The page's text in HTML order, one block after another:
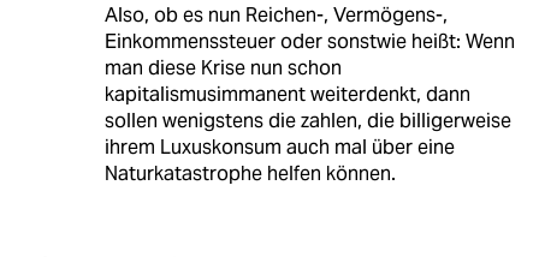
Also, ob es nun Reichen-, Vermögens-,
Einkommenssteuer oder sonstwie heißt: Wenn
man diese Krise nun schon
kapitalismusimmanent weiterdenkt, dann
sollen wenigstens die zahlen, die billigerweise
ihrem Luxuskonsum auch mal über eine
Naturkatastrophe helfen können.